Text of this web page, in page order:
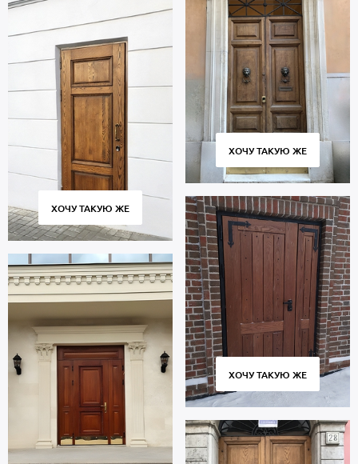
ХОЧУ ТАКУЮ ЖЕ
ХОЧУ ТАКУЮ ЖЕ
ХОЧУ ТАКУЮ ЖЕ